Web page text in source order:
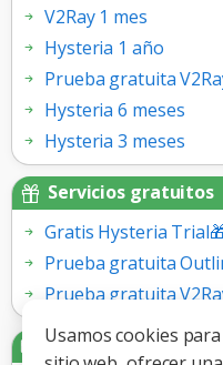
Usamos cookies
V2Ray 1 mes
Hysteria 1 año
Prueba gratuita
Hysteria 6 meses
Hysteria 3 meses
Servicios gratuitos
Gratis Hysteria
Prueba gratuita
Prueba gratuita
Pasarelas de pago